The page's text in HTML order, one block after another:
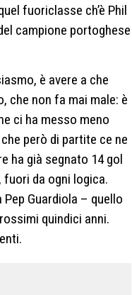
fuoriclasse ch’è Phil
campione portoghese
è avere a che
che non fa mai male: è
ci ha messo meno
però di partite ce ne
ha già segnato 14 gol
fuori da ogni logica.
Guardiola – quello
quindici anni.